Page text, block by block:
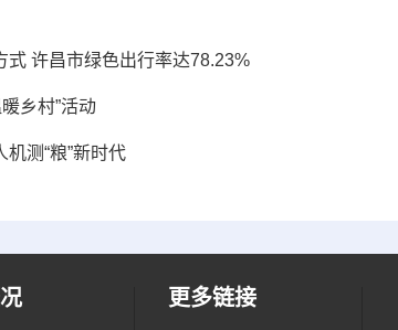
式 许昌市绿色出行率达78.23%
乡村”活动
测“粮”新时代
更多链接